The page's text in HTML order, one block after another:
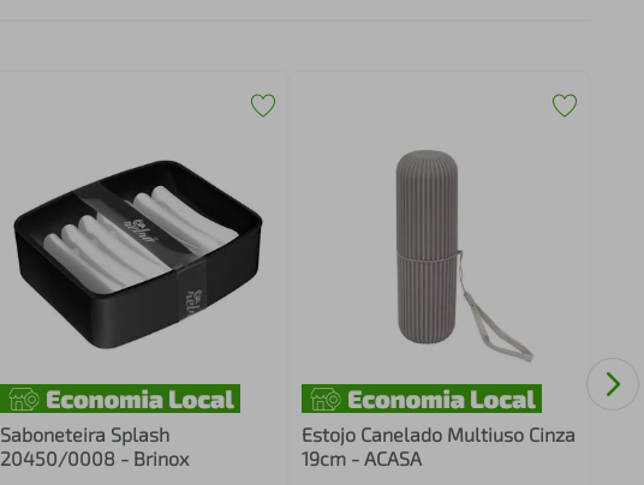
Saboneteira Splash
20450/0008 - Brinox
Estojo Canelado Multiuso Cinza
19cm - ACASA